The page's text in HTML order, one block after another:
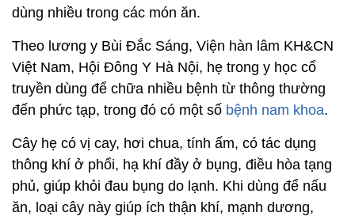
dùng nhiều trong các món ăn.
Theo lương y Bùi Đắc Sáng, Viện hàn lâm KH&CN
Việt Nam, Hội Đông Y Hà Nội, hẹ trong y học cổ
truyền dùng để chữa nhiều bệnh từ thông thường
đến phức tạp, trong đó có một số bệnh nam khoa.
Cây hẹ có vị cay, hơi chua, tính ấm, có tác dụng
thông khí ở phổi, hạ khí đầy ở bụng, điều hòa tạng
phủ, giúp khỏi đau bụng do lạnh. Khi dùng để nấu
ăn, loại cây này giúp ích thận khí, mạnh dương,